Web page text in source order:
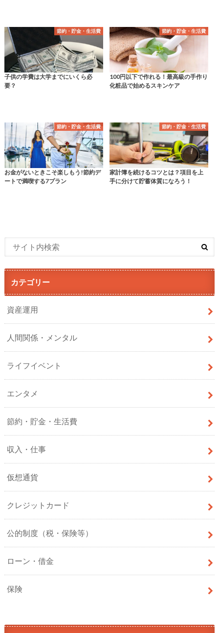
節約・貯金・生活費
子供の学費は大学までにいくら必
要？
節約・貯金・生活費
100円以下で作れる！最高級の手作り
化粧品で始めるスキンケア
節約・貯金・生活費
お金がないときこそ楽しもう!節約デ
ートで満喫する7プラン
節約・貯金・生活費
家計簿を続けるコツとは？項目を上
手に分けて貯蓄体質になろう！
カテゴリー
資産運用
人間関係・メンタル
ライフイベント
エンタメ
節約・貯金・生活費
収入・仕事
仮想通貨
クレジットカード
公的制度（税・保険等）
ローン・借金
保険